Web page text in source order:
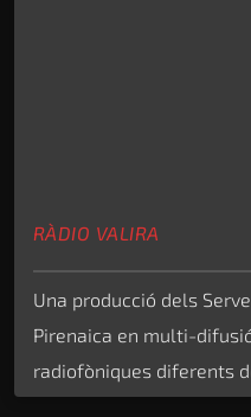
RÀDIO VALIRA
Una producció dels
Pirenaica en multi-
radiofòniques diferents